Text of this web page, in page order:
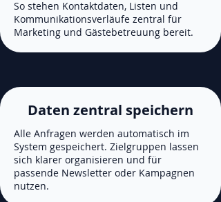
So stehen Kontaktdaten, Listen und
Kommunikationsverläufe zentral für
Marketing und Gästebetreuung bereit.
Daten zentral speichern
Alle Anfragen werden automatisch im
System gespeichert. Zielgruppen lassen
sich klarer organisieren und für
passende Newsletter oder Kampagnen
nutzen.